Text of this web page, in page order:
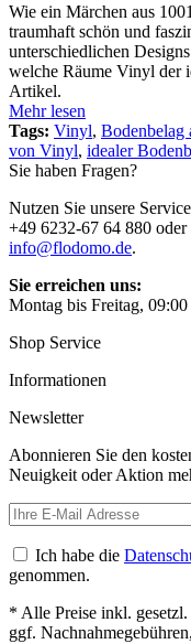
Wie ein Märchen aus
traumhaft schön und
unterschiedlichen
welche Räume Vinyl der
Artikel.
Mehr lesen
Tags: Vinyl, Bodenbelag
von Vinyl, idealer
Sie haben Fragen?
Nutzen Sie unsere
+49 6232-67 64 880
info@flodomo.de.
Sie erreichen uns:
Montag bis Freitag,
Shop Service
Informationen
Newsletter
Abonnieren Sie den
Neuigkeit oder Aktion
Ich habe die
genommen.
* Alle Preise inkl.
ggf.